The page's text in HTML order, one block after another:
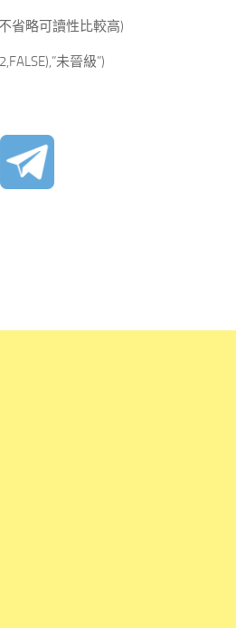
省略可讀性比較高)
未晉級”)